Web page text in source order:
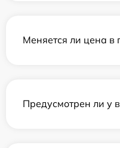
Меняется ли цена в
Предусмотрен ли у